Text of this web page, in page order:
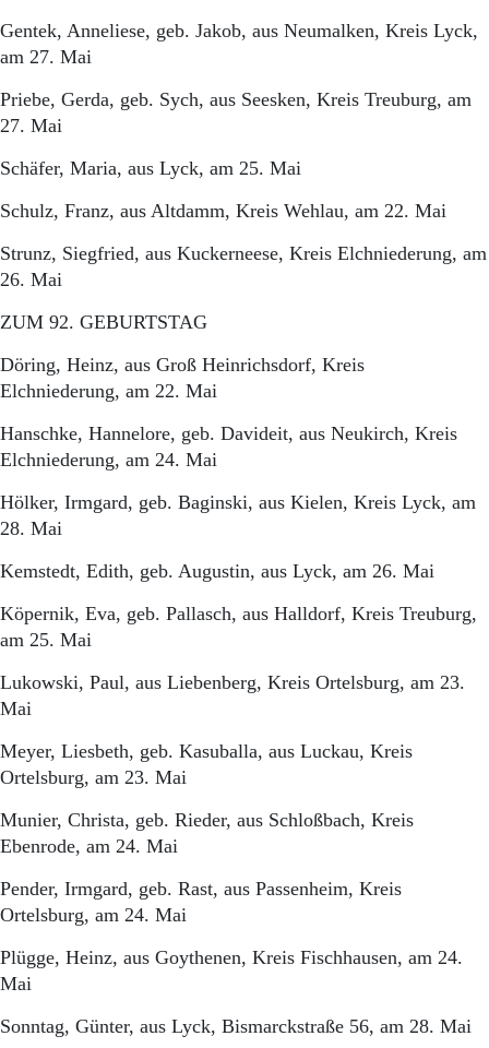
Gentek, Anneliese, geb. Jakob, aus Neumalken, Kreis Lyck,
am 27. Mai
Priebe, Gerda, geb. Sych, aus Seesken, Kreis Treuburg, am
27. Mai
Schäfer, Maria, aus Lyck, am 25. Mai
Schulz, Franz, aus Altdamm, Kreis Wehlau, am 22. Mai
Strunz, Siegfried, aus Kuckerneese, Kreis Elchniederung, am
26. Mai
ZUM 92. GEBURTSTAG
Döring, Heinz, aus Groß Heinrichsdorf, Kreis
Elchniederung, am 22. Mai
Hanschke, Hannelore, geb. Davideit, aus Neukirch, Kreis
Elchniederung, am 24. Mai
Hölker, Irmgard, geb. Baginski, aus Kielen, Kreis Lyck, am
28. Mai
Kemstedt, Edith, geb. Augustin, aus Lyck, am 26. Mai
Köpernik, Eva, geb. Pallasch, aus Halldorf, Kreis Treuburg,
am 25. Mai
Lukowski, Paul, aus Liebenberg, Kreis Ortelsburg, am 23.
Mai
Meyer, Liesbeth, geb. Kasuballa, aus Luckau, Kreis
Ortelsburg, am 23. Mai
Munier, Christa, geb. Rieder, aus Schloßbach, Kreis
Ebenrode, am 24. Mai
Pender, Irmgard, geb. Rast, aus Passenheim, Kreis
Ortelsburg, am 24. Mai
Plügge, Heinz, aus Goythenen, Kreis Fischhausen, am 24.
Mai
Sonntag, Günter, aus Lyck, Bismarckstraße 56, am 28. Mai